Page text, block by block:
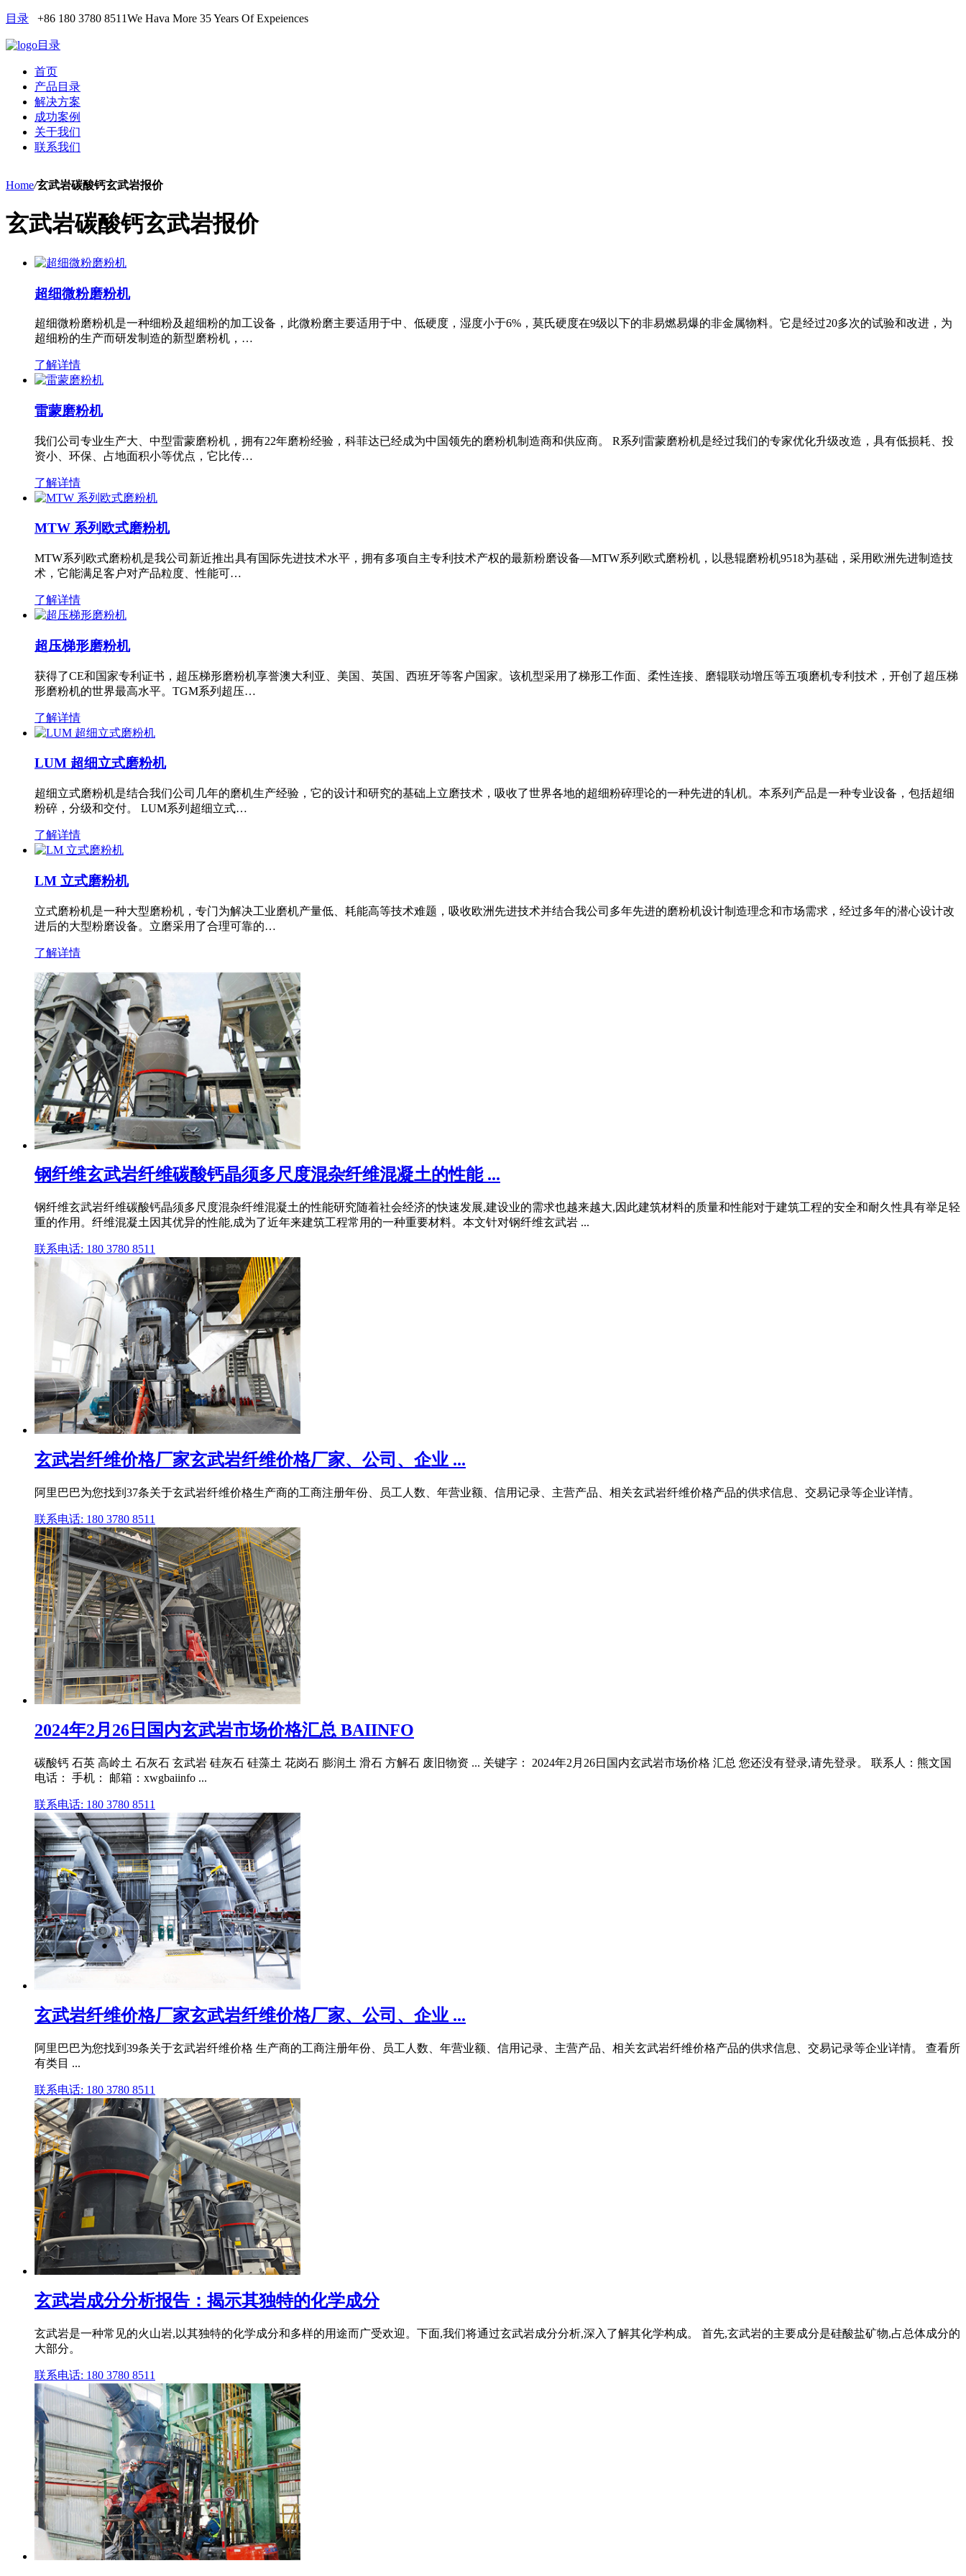
目录 +86 180 3780 8511We Hava More 35 Years Of Expeiences
目录
首页
产品目录
解决方案
成功案例
关于我们
联系我们
Home/玄武岩碳酸钙玄武岩报价
玄武岩碳酸钙玄武岩报价
超细微粉磨粉机
超细微粉磨粉机是一种细粉及超细粉的加工设备，此微粉磨主要适用于中、低硬度，湿度小于6%，莫氏硬度在9级以下的非易燃易爆的非金属物料。它是经过20多次的试验和改进，为
超细粉的生产而研发制造的新型磨粉机，…
了解详情
雷蒙磨粉机
我们公司专业生产大、中型雷蒙磨粉机，拥有22年磨粉经验，科菲达已经成为中国领先的磨粉机制造商和供应商。 R系列雷蒙磨粉机是经过我们的专家优化升级改造，具有低损耗、投
资小、环保、占地面积小等优点，它比传…
了解详情
MTW 系列欧式磨粉机
MTW系列欧式磨粉机是我公司新近推出具有国际先进技术水平，拥有多项自主专利技术产权的最新粉磨设备—MTW系列欧式磨粉机，以悬辊磨粉机9518为基础，采用欧洲先进制造技
术，它能满足客户对产品粒度、性能可…
了解详情
超压梯形磨粉机
获得了CE和国家专利证书，超压梯形磨粉机享誉澳大利亚、美国、英国、西班牙等客户国家。该机型采用了梯形工作面、柔性连接、磨辊联动增压等五项磨机专利技术，开创了超压梯
形磨粉机的世界最高水平。TGM系列超压…
了解详情
LUM 超细立式磨粉机
超细立式磨粉机是结合我们公司几年的磨机生产经验，它的设计和研究的基础上立磨技术，吸收了世界各地的超细粉碎理论的一种先进的轧机。本系列产品是一种专业设备，包括超细
粉碎，分级和交付。 LUM系列超细立式…
了解详情
LM 立式磨粉机
立式磨粉机是一种大型磨粉机，专门为解决工业磨机产量低、耗能高等技术难题，吸收欧洲先进技术并结合我公司多年先进的磨粉机设计制造理念和市场需求，经过多年的潜心设计改
进后的大型粉磨设备。立磨采用了合理可靠的…
了解详情
钢纤维玄武岩纤维碳酸钙晶须多尺度混杂纤维混凝土的性能 ...
钢纤维玄武岩纤维碳酸钙晶须多尺度混杂纤维混凝土的性能研究随着社会经济的快速发展,建设业的需求也越来越大,因此建筑材料的质量和性能对于建筑工程的安全和耐久性具有举足轻
重的作用。纤维混凝土因其优异的性能,成为了近年来建筑工程常用的一种重要材料。本文针对钢纤维玄武岩 ...
联系电话: 180 3780 8511
玄武岩纤维价格厂家玄武岩纤维价格厂家、公司、企业 ...
阿里巴巴为您找到37条关于玄武岩纤维价格生产商的工商注册年份、员工人数、年营业额、信用记录、主营产品、相关玄武岩纤维价格产品的供求信息、交易记录等企业详情。
联系电话: 180 3780 8511
2024年2月26日国内玄武岩市场价格汇总 BAIINFO
碳酸钙 石英 高岭土 石灰石 玄武岩 硅灰石 硅藻土 花岗石 膨润土 滑石 方解石 废旧物资 ... 关键字： 2024年2月26日国内玄武岩市场价格 汇总 您还没有登录,请先登录。 联系人：熊文国
电话： 手机： 邮箱：xwgbaiinfo ...
联系电话: 180 3780 8511
玄武岩纤维价格厂家玄武岩纤维价格厂家、公司、企业 ...
阿里巴巴为您找到39条关于玄武岩纤维价格 生产商的工商注册年份、员工人数、年营业额、信用记录、主营产品、相关玄武岩纤维价格产品的供求信息、交易记录等企业详情。 查看所
有类目 ...
联系电话: 180 3780 8511
玄武岩成分分析报告：揭示其独特的化学成分
玄武岩是一种常见的火山岩,以其独特的化学成分和多样的用途而广受欢迎。下面,我们将通过玄武岩成分分析,深入了解其化学构成。 首先,玄武岩的主要成分是硅酸盐矿物,占总体成分的
大部分。
联系电话: 180 3780 8511